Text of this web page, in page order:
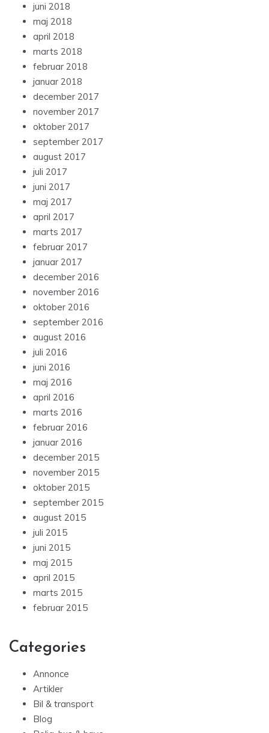
juni 2018
maj 2018
april 2018
marts 2018
februar 2018
januar 2018
december 2017
november 2017
oktober 2017
september 2017
august 2017
juli 2017
juni 2017
maj 2017
april 2017
marts 2017
februar 2017
januar 2017
december 2016
november 2016
oktober 2016
september 2016
august 2016
juli 2016
juni 2016
maj 2016
april 2016
marts 2016
februar 2016
januar 2016
december 2015
november 2015
oktober 2015
september 2015
august 2015
juli 2015
juni 2015
maj 2015
april 2015
marts 2015
februar 2015
Categories
Annonce
Artikler
Bil & transport
Blog